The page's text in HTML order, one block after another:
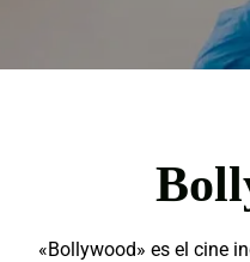
«Bollywood» es el cine